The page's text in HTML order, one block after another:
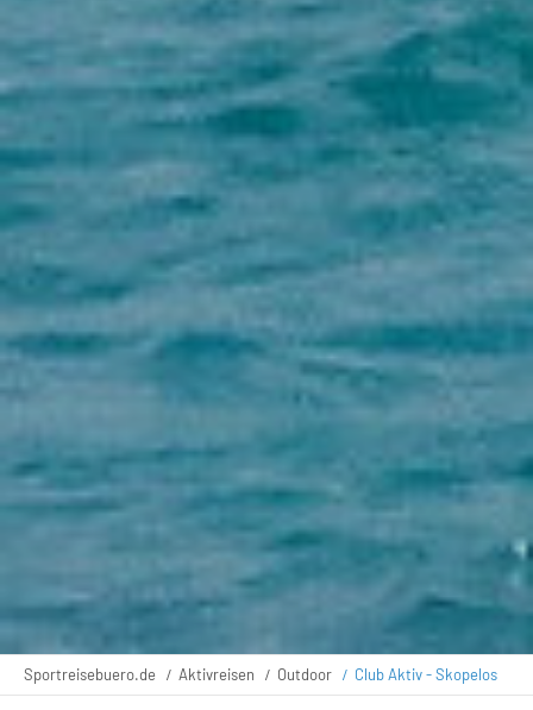
Sportreisebuero.de Aktivreisen Outdoor Club Aktiv - Skopelos